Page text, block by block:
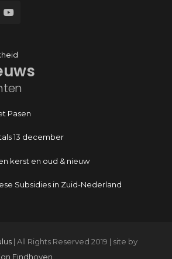
Pasen
13 december
kerst en oud & nieuw
Subsidies in Zuid-Nederland
| All Rights Reserved 2019 | site by
Eindhoven